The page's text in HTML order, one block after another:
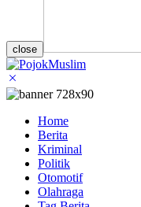
close
Home
Berita
Kriminal
Politik
Otomotif
Olahraga